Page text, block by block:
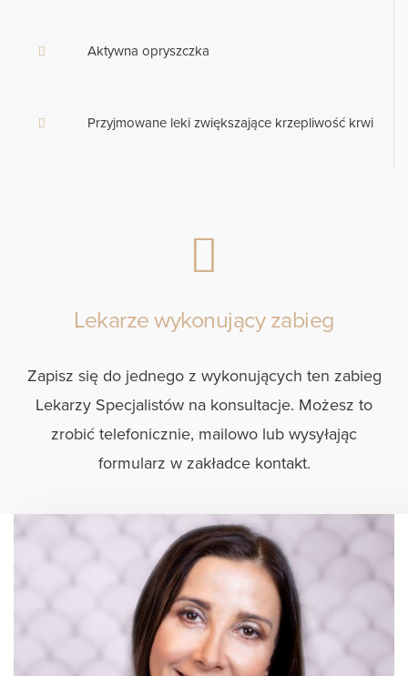
Aktywna opryszczka
Przyjmowane leki zwiększające krzepliwość krwi
Lekarze wykonujący zabieg
Zapisz się do jednego z wykonujących ten zabieg
Lekarzy Specjalistów na konsultacje. Możesz to
zrobić telefonicznie, mailowo lub wysyłając
formularz w zakładce kontakt.